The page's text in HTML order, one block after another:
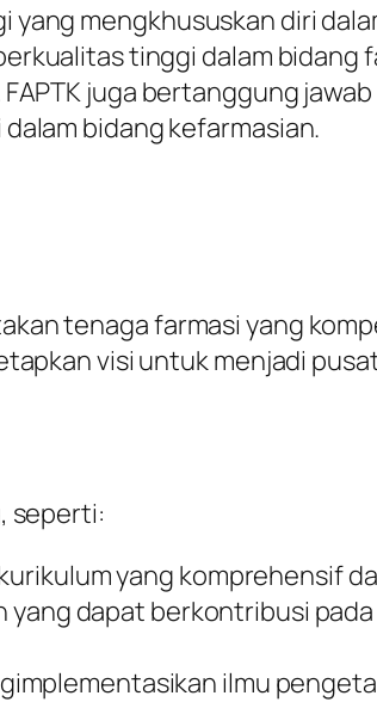
mengkhususkan diri
tinggi dalam bidang
juga bertanggung
bidang kefarmasian.
tenaga farmasi yang
visi untuk menjadi
seperti:
yang komprehensif
yang dapat berkontribusi
ilmu